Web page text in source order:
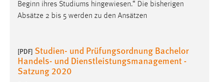
Beginn ihres Studiums hingewiesen.“ Die bisherigen
Absätze 2 bis 5 werden zu den Ansätzen
[PDF] Studien- und Prüfungsordnung Bachelor
Handels- und Dienstleistungsmanagement -
Satzung 2020
MARKETING
verwendet, um personalisierte Werbung anzuzeigen.
Sie tun dies, indem sie Besucher über Websites
hinweg verfolgen.